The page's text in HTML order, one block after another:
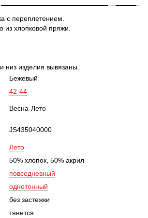
с переплетением.
из хлопковой пряжи.
низ изделия вывязаны.
Бежевый
42-44
Весна-Лето
JS435040000
Лето
50% хлопок, 50% акрил
повседневный
однотонный
без застежки
тянется